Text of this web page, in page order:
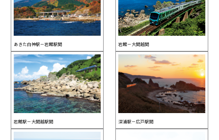
あきた白神駅－岩館駅間 岩館－大間越間
岩館駅－大間越駅間 深浦駅－広戸駅間